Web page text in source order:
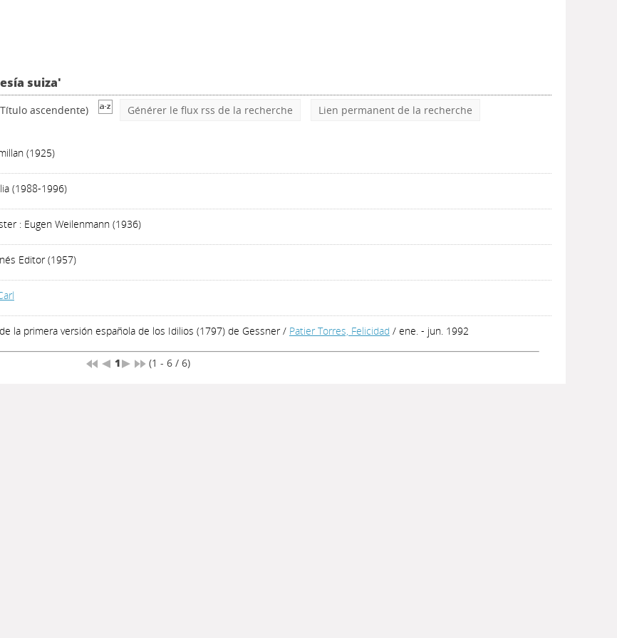
suiza'
ascendente) Générer le flux rss de la recherche Lien permanent de la recherche
(1925)
(1988-1996)
: Eugen Weilenmann (1936)
Editor (1957)
la primera versión española de los Idilios (1797) de Gessner/ Patier Torres, Felicidad / ene. - jun. 1992
1 (1 - 6 / 6)